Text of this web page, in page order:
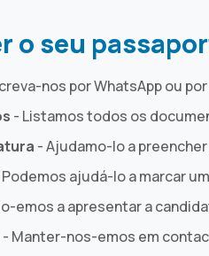
o seu
nos por WhatsApp ou
- Listamos todos os
- Ajudamo-lo a
ajudá-lo a marcar
emos a apresentar a
- Manter-nos-emos em